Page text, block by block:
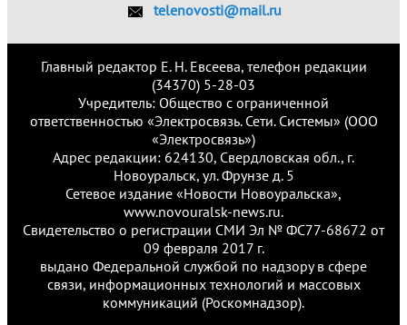
telenovosti@mail.ru
Главный редактор Е. Н. Евсеева, телефон редакции
(34370) 5-28-03
Учредитель: Общество с ограниченной
ответственностью «Электросвязь. Сети. Системы» (ООО
«Электросвязь»)
Адрес редакции: 624130, Свердловская обл., г.
Новоуральск, ул. Фрунзе д. 5
Сетевое издание «Новости Новоуральска»,
www.novouralsk-news.ru.
Свидетельство о регистрации СМИ Эл № ФС77-68672 от
09 февраля 2017 г.
выдано Федеральной службой по надзору в сфере
связи, информационных технологий и массовых
коммуникаций (Роскомнадзор).